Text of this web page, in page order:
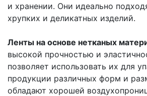
и хранении. Они идеально
хрупких и деликатных изделий.
Ленты на основе нетканых
высокой прочностью и
позволяет использовать их для
продукции различных форм и
обладают хорошей